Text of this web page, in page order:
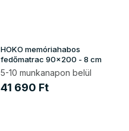
HOKO memóriahabos
fedőmatrac 90x200 - 8 cm
5-10 munkanapon belül
41 690 Ft